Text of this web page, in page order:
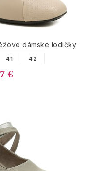
dámske lodičky
41 42
€